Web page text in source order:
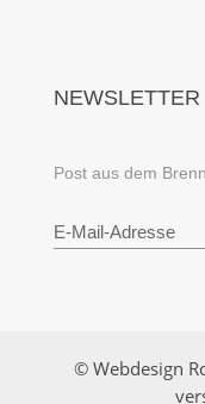
NEWSLETTER
Post aus dem
© Webdesign